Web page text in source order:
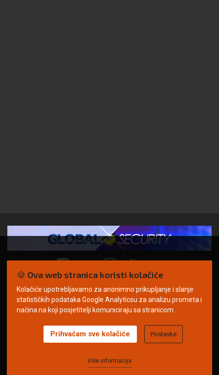
© Copyright 2026. | ARILEO
Uvjeti korištenja Politika privatnosti
Impressum
🍪 Ova web stranica koristi kolačiće
Kolačiće upotrebljavamo za anonimno prikupljanje i slanje
statističkih podataka Google Analyticsu za analizu prometa i
načina na koji posjetitelji komuniciraju sa stranicom.
Više informacija
Prihvaćam sve kolačiće Postavke